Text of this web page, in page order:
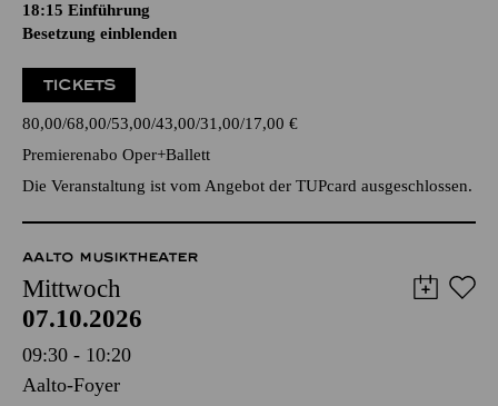
18:15 Einführung
Besetzung einblenden
TICKETS
80,00 68,00 53,00 43,00 31,00 17,00 €
Premierenabo Oper+Ballett
Die Veranstaltung ist vom Angebot der TUPcard ausgeschlossen.
AALTO MUSIKTHEATER
Mittwoch
07.10.2026
09:30 - 10:20
Aalto-Foyer